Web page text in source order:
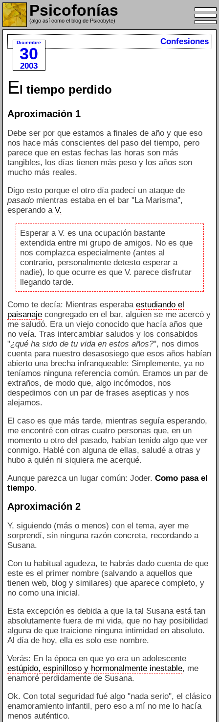
Psicofonías
(algo así como el blog de Psicobyte)
Diciembre
30
2003
Confesiones
El tiempo perdido
Aproximación 1
Debe ser por que estamos a finales de año y que eso
nos hace más conscientes del paso del tiempo, pero
parece que en estas fechas las horas son más
tangibles, los días tienen más peso y los años son
mucho más reales.
Digo esto porque el otro día padecí un ataque de
pasadomientras estaba en el bar "La Marisma",
esperando a V.
Esperar a V. es una ocupación bastante
extendida entre mi grupo de amigos. No es que
nos complazca especialmente (antes al
contrario, personalmente detesto esperar a
nadie), lo que ocurre es que V. parece disfrutar
llegando tarde.
Como te decía: Mientras esperaba estudiando el
paisanajecongregado en el bar, alguien se me acercó y
me saludó. Era un viejo conocido que hacía años que
no veía. Tras intercambiar saludos y los consabidos
"¿qué ha sido de tu vida en estos años?", nos dimos
cuenta para nuestro desasosiego que esos años habían
abierto una brecha infranqueable: Simplemente, ya no
teníamos ninguna referencia común. Eramos un par de
extraños, de modo que, algo incómodos, nos
despedimos con un par de frases asepticas y nos
alejamos.
El caso es que más tarde, mientras seguía esperando,
me encontré con otras cuatro personas que, en un
momento u otro del pasado, habían tenido algo que ver
conmigo. Hablé con alguna de ellas, saludé a otras y
hubo a quién ni siquiera me acerqué.
Aunque parezca un lugar común: Joder. Como pasa el
tiempo.
Aproximación 2
Y, siguiendo (más o menos) con el tema, ayer me
sorprendí, sin ninguna razón concreta, recordando a
Susana.
Con tu habitual agudeza, te habrás dado cuenta de que
este es el primer nombre (salvando a aquellos que
tienen web, blog y similares) que aparece completo, y
no como una inicial.
Esta excepción es debida a que la tal Susana está tan
absolutamente fuera de mi vida, que no hay posibilidad
alguna de que traicione ninguna intimidad en absoluto.
Al día de hoy, ella es solo ese nombre.
Verás: En la época en que yo era un adolescente
estúpido, espinilloso y hormonalmente inestable, me
enamoré perdidamente de Susana.
Ok. Con total seguridad fué algo "nada serio", el clásico
enamoramiento infantil, pero eso a mí no me lo hacía
menos auténtico.